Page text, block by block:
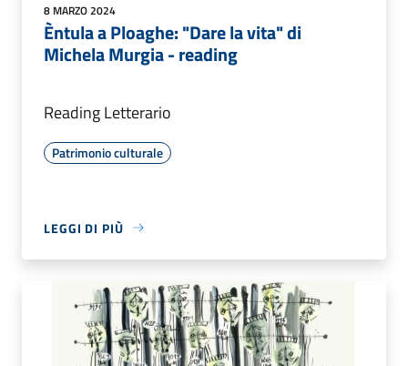
8 MARZO 2024
Èntula a Ploaghe: "Dare la vita" di
Michela Murgia - reading
Reading Letterario
Patrimonio culturale
LEGGI DI PIÙ